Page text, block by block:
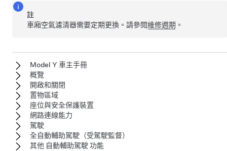
註
車廂空氣濾清器需要定期更換。請參閱維修週期 。
Model Y 車主手冊
概覽
開啟和關閉
置物區域
座位與安全保護裝置
網路連線能力
駕駛
全自動輔助駕駛（受駕駛監督）
其他 自動輔助駕駛 功能